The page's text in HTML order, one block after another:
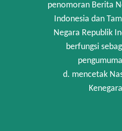
penomoran Berita
Indonesia dan
Negara Republik
berfungsi
d. mencetak